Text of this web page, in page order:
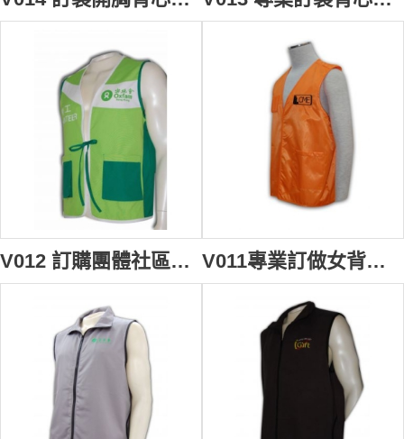
V012 訂購團體社區背心褸 自訂開胸背心制服 袋撞色 設計背心外套款式 背心批發商 V011專業訂做女背心褸 自製半開胸拉鏈制服 訂購團體背心外套專門店